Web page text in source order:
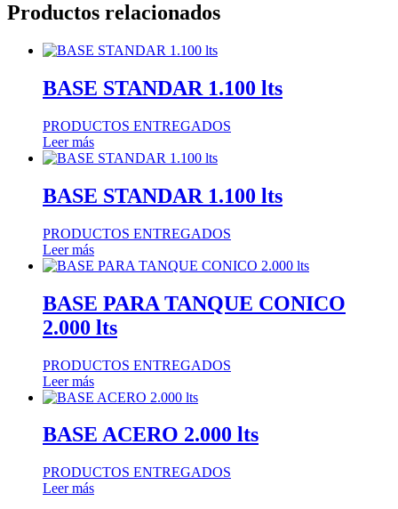
Productos relacionados
BASE STANDAR 1.100 lts
PRODUCTOS ENTREGADOS
Leer más
BASE STANDAR 1.100 lts
PRODUCTOS ENTREGADOS
Leer más
BASE PARA TANQUE CONICO
2.000 lts
PRODUCTOS ENTREGADOS
Leer más
BASE ACERO 2.000 lts
PRODUCTOS ENTREGADOS
Leer más